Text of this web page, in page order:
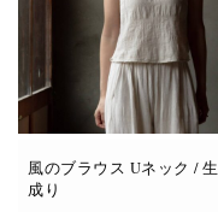
風のブラウス Uネック / 生
成り